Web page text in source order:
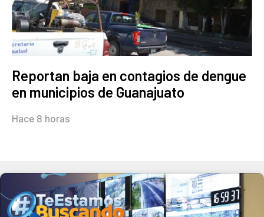
Reportan baja en contagios de dengue
en municipios de Guanajuato
Hace 8 horas